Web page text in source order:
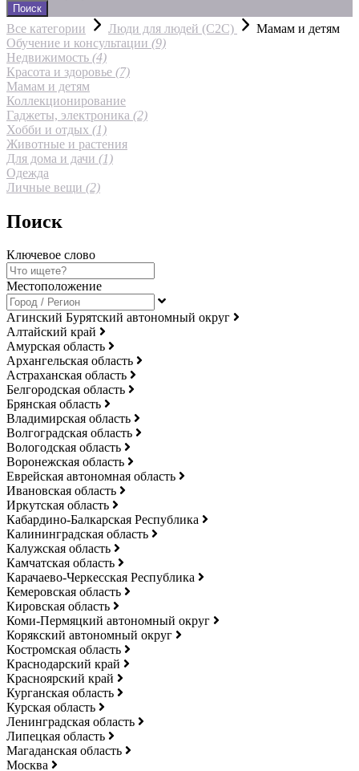
Поиск
Все категории Люди для людей (С2С)
Мамам и детям
Обучение и консультации (9)
Недвижимость (4)
Красота и здоровье (7)
Мамам и детям
Коллекционирование
Гаджеты, электроника (2)
Хобби и отдых (1)
Животные и растения
Для дома и дачи (1)
Одежда
Личные вещи (2)
Поиск
Ключевое слово
Местоположение
Агинский Бурятский автономный округ
Алтайский край
Амурская область
Архангельская область
Астраханская область
Белгородская область
Брянская область
Владимирская область
Волгоградская область
Вологодская область
Воронежская область
Еврейская автономная область
Ивановская область
Иркутская область
Кабардино-Балкарская Республика
Калининградская область
Калужская область
Камчатская область
Карачаево-Черкесская Республика
Кемеровская область
Кировская область
Коми-Пермяцкий автономный округ
Корякский автономный округ
Костромская область
Краснодарский край
Красноярский край
Курганская область
Курская область
Ленинградская область
Липецкая область
Магаданская область
Москва